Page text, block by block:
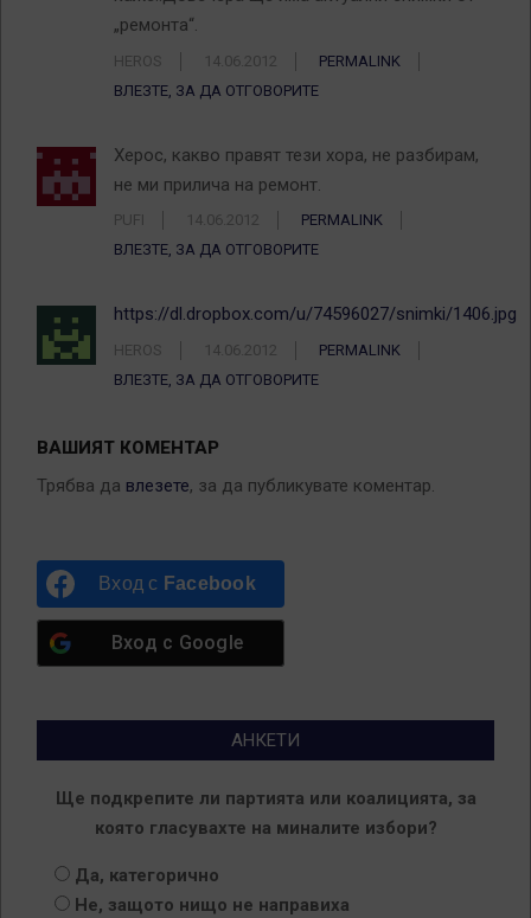
„ремонта“.
HEROS 14.06.2012
PERMALINK
ВЛЕЗТЕ, ЗА ДА ОТГОВОРИТЕ
Херос, какво правят тези хора, не разбирам,
не ми прилича на ремонт.
PUFI 14.06.2012
PERMALINK
ВЛЕЗТЕ, ЗА ДА ОТГОВОРИТЕ
https://dl.dropbox.com/u/74596027/snimki/1406.jpg
HEROS 14.06.2012
PERMALINK
ВЛЕЗТЕ, ЗА ДА ОТГОВОРИТЕ
ВАШИЯТ КОМЕНТАР
Трябва да влезете, за да публикувате коментар.
Вход с Facebook
Вход с Google
АНКЕТИ
Ще подкрепите ли партията или коалицията, за
която гласувахте на миналите избори?
Да, категорично
Не, защото нищо не направиха